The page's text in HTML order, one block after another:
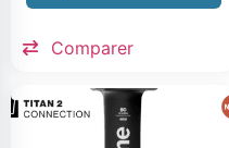
Comparer